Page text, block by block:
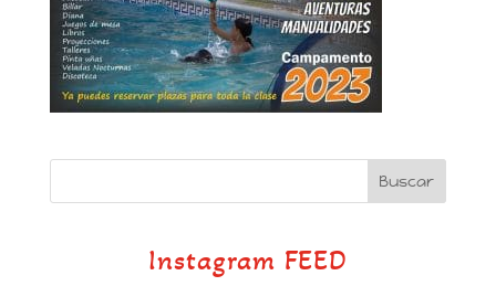
Instagram FEED